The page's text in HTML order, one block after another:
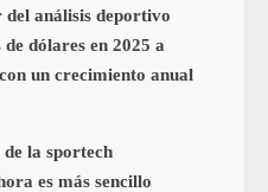
del análisis deportivo
dólares en 2025 a
un crecimiento anual
la sportech
es más sencillo